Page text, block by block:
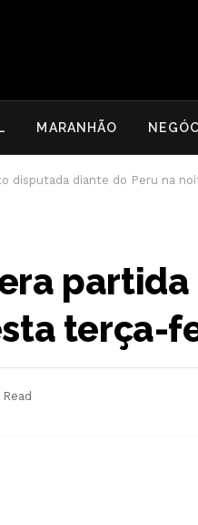
MARANHÃO
disputada diante do Peru na
terça-